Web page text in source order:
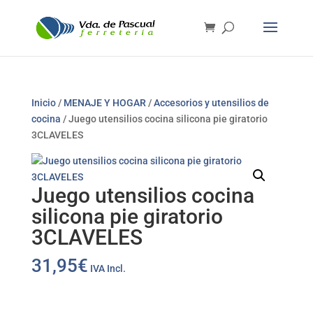
Inicio/ MENAJE Y HOGAR /Accesorios y utensilios de
cocina / Juego utensilios cocina silicona pie giratorio
3CLAVELES
Juego utensilios cocina
silicona pie giratorio
3CLAVELES
31,95€ IVA Incl.